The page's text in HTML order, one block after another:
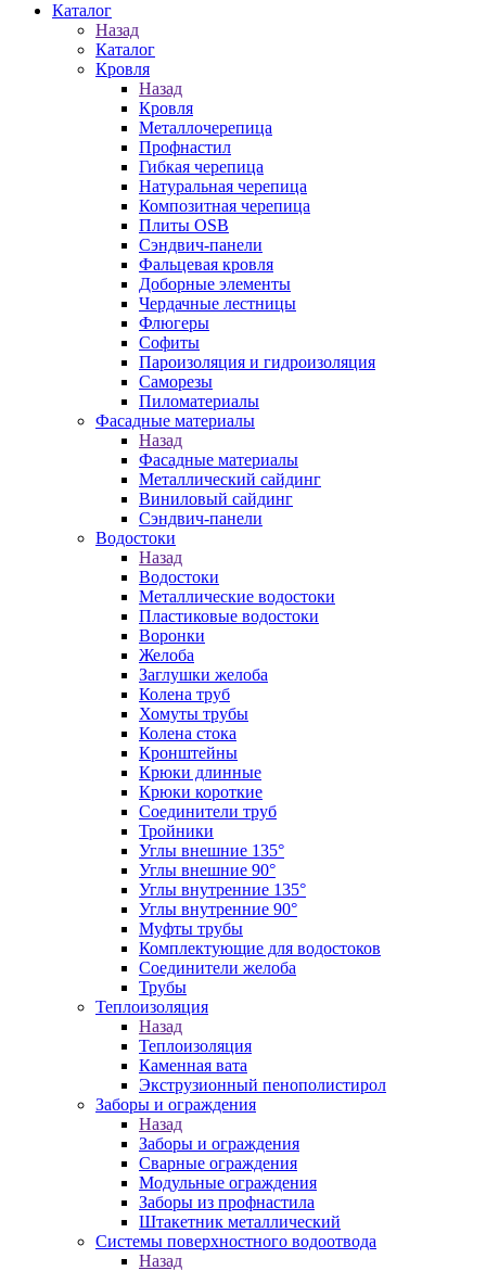
Каталог
Назад
Каталог
Кровля
Назад
Кровля
Металлочерепица
Профнастил
Гибкая черепица
Натуральная черепица
Композитная черепица
Плиты OSB
Сэндвич-панели
Фальцевая кровля
Доборные элементы
Чердачные лестницы
Флюгеры
Софиты
Пароизоляция и гидроизоляция
Саморезы
Пиломатериалы
Фасадные материалы
Назад
Фасадные материалы
Металлический сайдинг
Виниловый сайдинг
Сэндвич-панели
Водостоки
Назад
Водостоки
Металлические водостоки
Пластиковые водостоки
Воронки
Желоба
Заглушки желоба
Колена труб
Хомуты трубы
Колена стока
Кронштейны
Крюки длинные
Крюки короткие
Соединители труб
Тройники
Углы внешние 135°
Углы внешние 90°
Углы внутренние 135°
Углы внутренние 90°
Муфты трубы
Комплектующие для водостоков
Соединители желоба
Трубы
Теплоизоляция
Назад
Теплоизоляция
Каменная вата
Экструзионный пенополистирол
Заборы и ограждения
Назад
Заборы и ограждения
Сварные ограждения
Модульные ограждения
Заборы из профнастила
Штакетник металлический
Системы поверхностного водоотвода
Назад